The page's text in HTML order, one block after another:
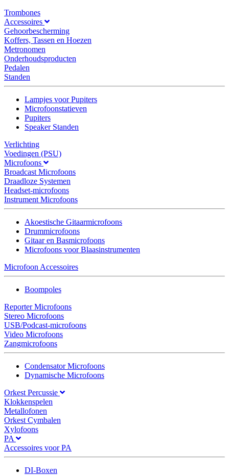
Trombones
Accessoires
Gehoorbescherming
Koffers, Tassen en Hoezen
Metronomen
Onderhoudsproducten
Pedalen
Standen
Lampjes voor Pupiters
Microfoonstatieven
Pupiters
Speaker Standen
Verlichting
Voedingen (PSU)
Microfoons
Broadcast Microfoons
Draadloze Systemen
Headset-microfoons
Instrument Microfoons
Akoestische Gitaarmicrofoons
Drummicrofoons
Gitaar en Basmicrofoons
Microfoons voor Blaasinstrumenten
Microfoon Accessoires
Boompoles
Reporter Microfoons
Stereo Microfoons
USB/Podcast-microfoons
Video Microfoons
Zangmicrofoons
Condensator Microfoons
Dynamische Microfoons
Orkest Percussie
Klokkenspelen
Metallofonen
Orkest Cymbalen
Xylofoons
PA
Accessoires voor PA
DI-Boxen